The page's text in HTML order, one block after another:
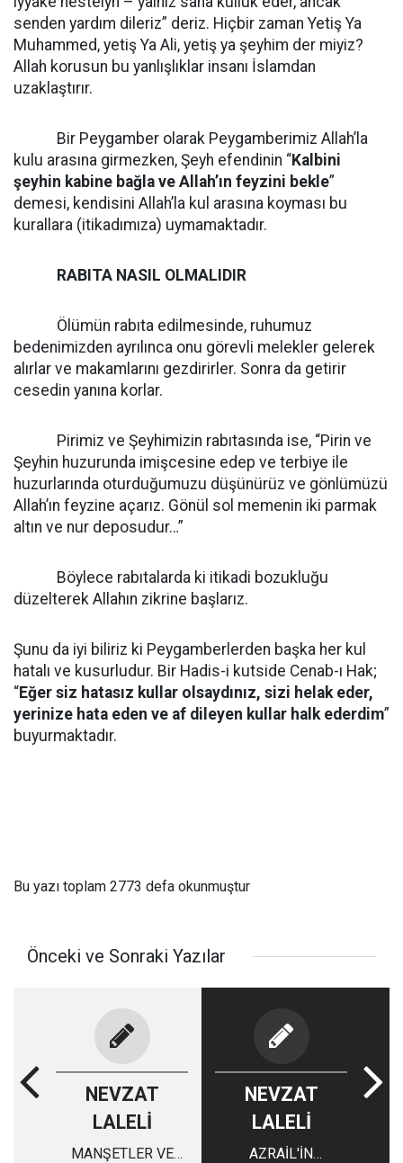
senden yardım dileriz” deriz. Hiçbir zaman Yetiş Ya
Muhammed, yetiş Ya Ali, yetiş ya şeyhim der miyiz?
Allah korusun bu yanlışlıklar insanı İslamdan
uzaklaştırır.
Bir Peygamber olarak Peygamberimiz Allah’la
kulu arasına girmezken, Şeyh efendinin “Kalbini
şeyhin kabine bağla ve Allah’ın feyzini bekle”
demesi, kendisini Allah’la kul arasına koyması bu
kurallara (itikadımıza) uymamaktadır.
RABITA NASIL OLMALIDIR
Ölümün rabıta edilmesinde, ruhumuz
bedenimizden ayrılınca onu görevli melekler gelerek
alırlar ve makamlarını gezdirirler. Sonra da getirir
cesedin yanına korlar.
Pirimiz ve Şeyhimizin rabıtasında ise, “Pirin ve
Şeyhin huzurunda imişcesine edep ve terbiye ile
huzurlarında oturduğumuzu düşünürüz ve gönlümüzü
Allah’ın feyzine açarız. Gönül sol memenin iki parmak
altın ve nur deposudur…”
Böylece rabıtalarda ki itikadi bozukluğu
düzelterek Allahın zikrine başlarız.
Şunu da iyi biliriz ki Peygamberlerden başka her kul
hatalı ve kusurludur. Bir Hadis-i kutside Cenab-ı Hak;
“Eğer siz hatasız kullar olsaydınız, sizi helak eder,
yerinize hata eden ve af dileyen kullar halk ederdim”
buyurmaktadır.
Bu yazı toplam 2773 defa okunmuştur
Önceki ve Sonraki Yazılar
NEVZAT
LALELİ
MANŞETLER VE
NEVZAT
LALELİ
AZRAİL'İN